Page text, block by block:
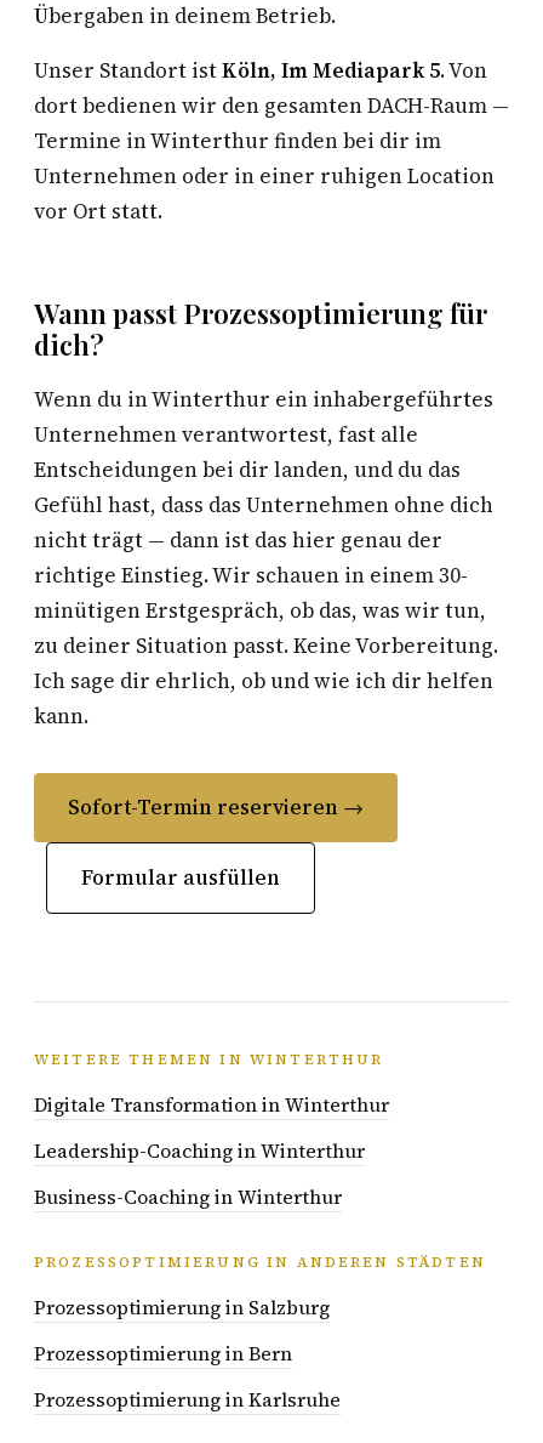
Übergaben in deinem Betrieb.
Unser Standort istKöln, Im Mediapark 5. Von
dort bedienen wir den gesamten DACH-Raum —
Termine in Winterthur finden bei dir im
Unternehmen oder in einer ruhigen Location
vor Ort statt.
Wann passt Prozessoptimierung für
dich?
Wenn du in Winterthur ein inhabergeführtes
Unternehmen verantwortest, fast alle
Entscheidungen bei dir landen, und du das
Gefühl hast, dass das Unternehmen ohne dich
nicht trägt — dann ist das hier genau der
richtige Einstieg. Wir schauen in einem 30-
minütigen Erstgespräch, ob das, was wir tun,
zu deiner Situation passt. Keine Vorbereitung.
Ich sage dir ehrlich, ob und wie ich dir helfen
kann.
Sofort-Termin reservieren →
Formular ausfüllen
WEITERE THEMEN IN WINTERTHUR
Digitale Transformation in Winterthur
Leadership-Coaching in Winterthur
Business-Coaching in Winterthur
PROZESSOPTIMIERUNG IN ANDEREN STÄDTEN
Prozessoptimierung in Salzburg
Prozessoptimierung in Bern
Prozessoptimierung in Karlsruhe